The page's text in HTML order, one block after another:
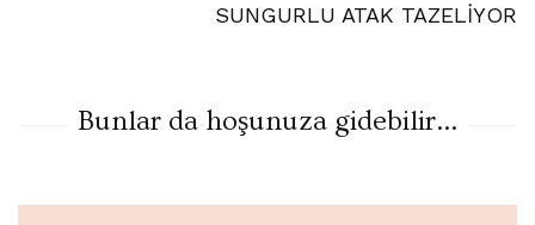
SUNGURLU ATAK TAZELİYOR
Bunlar da hoşunuza gidebilir...